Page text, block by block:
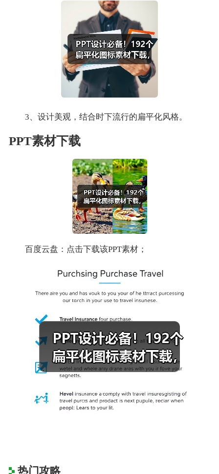
3、设计美观，结合时下流行的扁平化风格。
PPT素材下载
百度云盘：点击下载该PPT素材；
热门攻略